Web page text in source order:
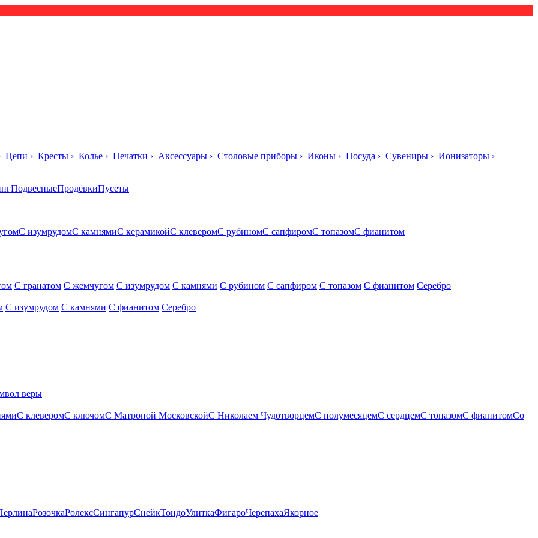
Цепи › Кресты › Колье › Печатки › Аксессуары › Столовые приборы › Иконы › Посуда › Сувениры › Ионизаторы ›
ПодвесныеПродёвкиПусеты
С изумрудомС камнямиС керамикойС клеверомС рубиномС сапфиромС топазомС фианитом
С гранатом С жемчугом С изумрудом С камнями С рубином С сапфиром С топазом С фианитом Серебро
С изумрудом С камнями С фианитом Серебро
веры
С клеверомС ключомС Матроной МосковскойС Николаем ЧудотворцемС полумесяцемС сердцемС топазомС фианитомСо
РозочкаРолексСингапурСнейкТондоУлиткаФигароЧерепахаЯкорное